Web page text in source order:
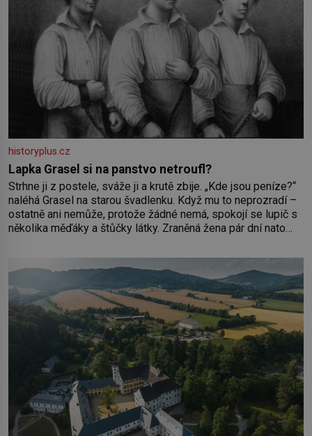
historyplus.cz
Lapka Grasel si na panstvo netroufl?
Strhne ji z postele, sváže ji a krutě zbije. „Kde jsou peníze?“
naléhá Grasel na starou švadlenku. Když mu to neprozradí –
ostatně ani nemůže, protože žádné nemá, spokojí se lupič s
několika měďáky a štůčky látky. Zraněná žena pár dní nato
dlouho po jeho smrti